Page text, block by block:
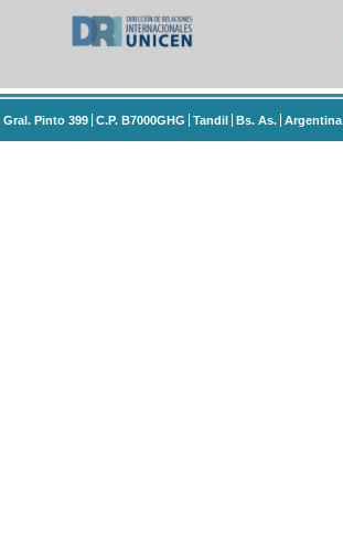
Gral. Pinto 399 C.P. B7000GHG Tandil Bs. As. Argentina